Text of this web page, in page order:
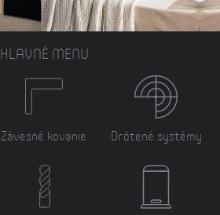
HLAVNÉ MENU
Závesné kovanie Drôtené systémy